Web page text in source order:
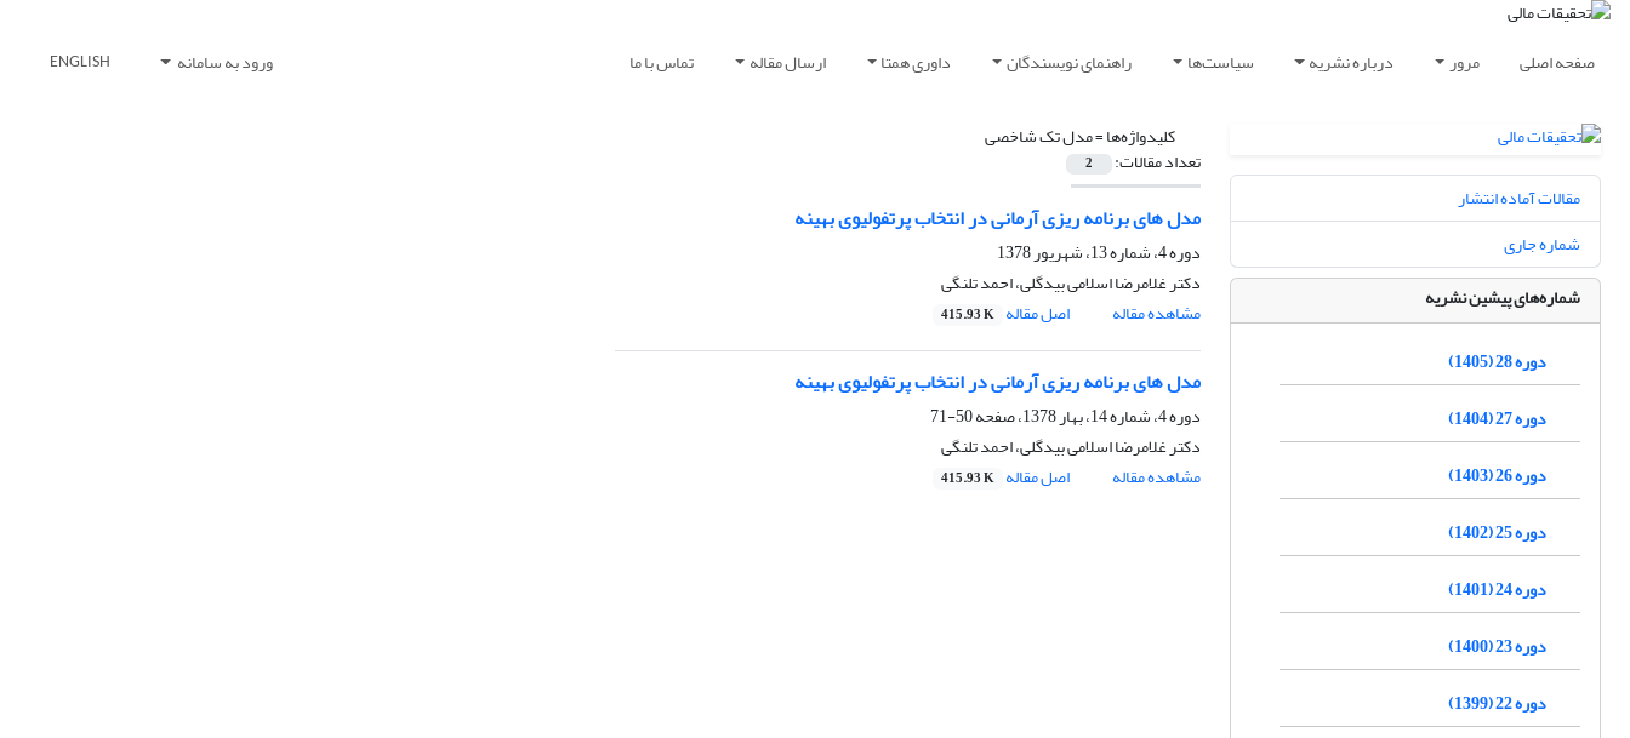
صفحه اصلی مرور درباره نشریه سیاست‌ها راهنمای نویسندگان داوری همتا ارسال مقاله تماس با ما ورود به سامانه ENGLISH
کلیدواژه‌ها =مدل تک شاخصی
تعداد مقالات: 2
مدل های برنامه ریزی آرمانی در انتخاب پرتفولیوی بهینه
دوره 4، شماره 13، شهریور 1378
دکتر غلامرضا اسلامی بیدگلی، احمد تلنگی
مشاهده مقاله
اصل مقاله 415.93 K
مدل های برنامه ریزی آرمانی در انتخاب پرتفولیوی بهینه
دوره 4، شماره 14، بهار 1378، صفحه
50-71
دکتر غلامرضا اسلامی بیدگلی، احمد تلنگی
مشاهده مقاله
اصل مقاله 415.93 K
مقالات آماده انتشار
شماره جاری
شماره‌های پیشین نشریه
دوره 28 (1405)
دوره 27 (1404)
دوره 26 (1403)
دوره 25 (1402)
دوره 24 (1401)
دوره 23 (1400)
دوره 22 (1399)